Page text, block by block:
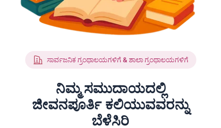
ಸಾರ್ವಜನಿಕ ಗ್ರಂಥಾಲಯಗಳಿಗೆ & ಶಾಲಾ ಗ್ರಂಥಾಲಯಗಳಿಗೆ
ನಿಮ್ಮ ಸಮುದಾಯದಲ್ಲಿ
ಜೀವನಪೂರ್ತಿ ಕಲಿಯುವವರನ್ನು
ಬೆಳೆಸಿರಿ